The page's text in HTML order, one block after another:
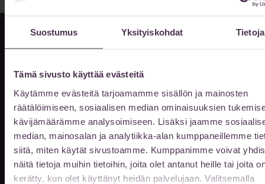
Suostumus Yksityiskohdat Tietoja
Tämä sivusto käyttää evästeitä
Käytämme evästeitä tarjoamamme sisällön ja mainosten
räätälöimiseen, sosiaalisen median ominaisuuksien
kävijämäärämme analysoimiseen. Lisäksi jaamme
median, mainosalan ja analytiikka-alan kumppaneillemme
siitä, miten käytät sivustoamme. Kumppanimme voivat
näitä tietoja muihin tietoihin, joita olet antanut heille tai joita
kerätty, kun olet käyttänyt heidän palvelujaan. Valitsemalla
Info & ajanvaraus
ma-to klo 10-17
pe klo 10-16
muina aikoina sopimuksen
mukaan
014 522 511